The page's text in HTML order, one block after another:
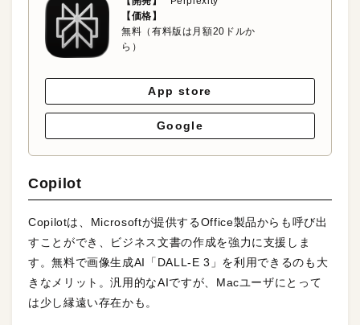
【価格】
無料（有料版は月額20ドルか
ら）
App store
Google
Copilot
Copilotは、Microsoftが提供するOffice製品からも呼び出
すことができ、ビジネス文書の作成を強力に支援しま
す。無料で画像生成AI「DALL-E 3」を利用できるのも大
きなメリット。汎用的なAIですが、Macユーザにとって
は少し縁遠い存在かも。